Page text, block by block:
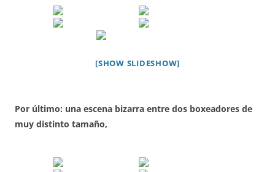
[SHOW SLIDESHOW]
Por último: una escena bizarra entre dos boxeadores de
muy distinto tamaño,